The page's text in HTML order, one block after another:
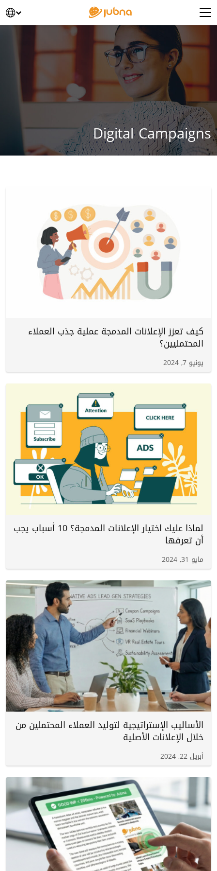
تخطى الى المحتوى
Main Navigation
Digital Campaigns
كيف تعزز الإعلانات المدمجة عملية جذب العملاء
المحتمليين؟
يونيو 7, 2024
لماذا عليك اختيار الإعلانات المدمجة؟ ‌‌10‌‌ أسباب يجب
أن تعرفها‌
مايو 31, 2024
الأساليب الإستراتيجية لتوليد العملاء المحتملين من
خلال الإعلانات الأصلية
أبريل 22, 2024